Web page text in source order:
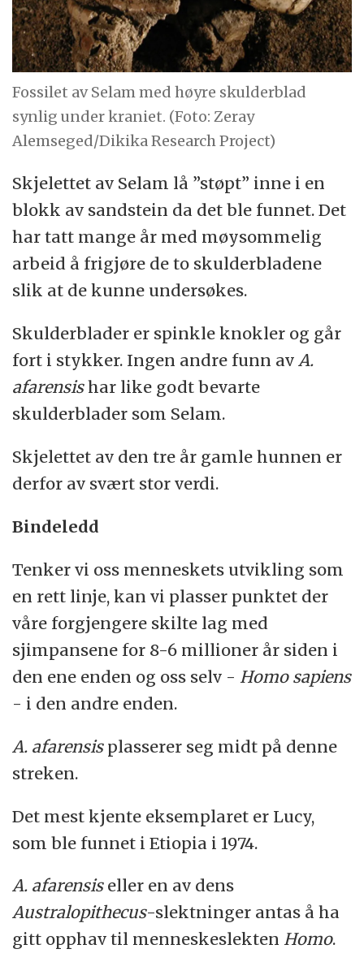
Fossilet av Selam med høyre skulderblad
synlig under kraniet. (Foto: Zeray
Alemseged/Dikika Research Project)
Skjelettet av Selam lå ”støpt” inne i en
blokk av sandstein da det ble funnet. Det
har tatt mange år med møysommelig
arbeid å frigjøre de to skulderbladene
slik at de kunne undersøkes.
Skulderblader er spinkle knokler og går
fort i stykker. Ingen andre funn av A.
afarensishar like godt bevarte
skulderblader som Selam.
Skjelettet av den tre år gamle hunnen er
derfor av svært stor verdi.
Bindeledd
Tenker vi oss menneskets utvikling som
en rett linje, kan vi plasser punktet der
våre forgjengere skilte lag med
sjimpansene for 8-6 millioner år siden i
den ene enden og oss selv - Homo sapiens
- i den andre enden.
A. afarensisplasserer seg midt på denne
streken.
Det mest kjente eksemplaret er Lucy,
som ble funnet i Etiopia i 1974.
A. afarensiseller en av dens
Australopithecus-slektninger antas å ha
gitt opphav til menneskeslekten Homo.